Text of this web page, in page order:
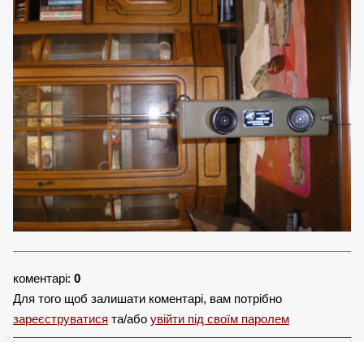
коментарі: 0
Для того щоб залишати коментарі, вам потрібно
зареєструватися та/або увійти під своїм паролем